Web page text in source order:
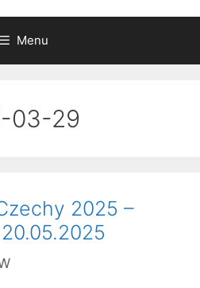
Menu
03-29
2025 –